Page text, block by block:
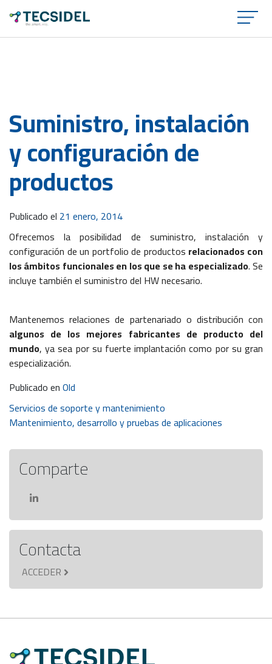
×
Suministro, instalación
y configuración de
productos
Publicado el 21 enero, 2014
Ofrecemos la posibilidad de suministro, instalación y
configuración de un portfolio de productos relacionados con
los ámbitos funcionales en los que se ha especializado. Se
incluye también el suministro del HW necesario.
Mantenemos relaciones de partenariado o distribución con
algunos de los mejores fabricantes de producto del
mundo, ya sea por su fuerte implantación como por su gran
especialización.
Publicado enOld
Navegación
de
entradas
Servicios de soporte y mantenimiento
Mantenimiento, desarrollo y pruebas de aplicaciones
Comparte
Contacta
ACCEDER